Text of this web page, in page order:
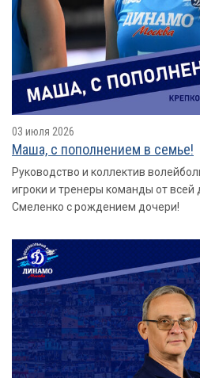
03 июля 2026
Маша, с пополнением в семье!
Руководство и коллектив
игроки и тренеры команды от
Смеленко с рождением дочери!